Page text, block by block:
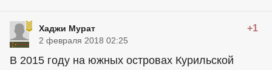
Хаджи Мурат +1
2 февраля 2018 02:25
В 2015 году на южных островах Курильской